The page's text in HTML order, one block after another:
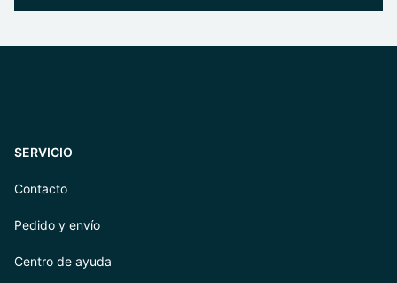
SERVICIO
Contacto
Pedido y envío
Centro de ayuda